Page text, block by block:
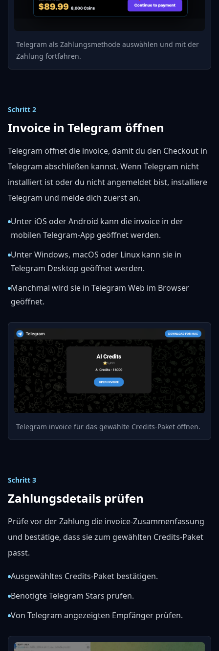
Telegram als Zahlungsmethode auswählen und mit der
Zahlung fortfahren.
Schritt 2
Invoice in Telegram öffnen
Telegram öffnet die invoice, damit du den Checkout in
Telegram abschließen kannst. Wenn Telegram nicht
installiert ist oder du nicht angemeldet bist, installiere
Telegram und melde dich zuerst an.
Unter iOS oder Android kann die invoice in der
mobilen Telegram-App geöffnet werden.
Unter Windows, macOS oder Linux kann sie in
Telegram Desktop geöffnet werden.
Manchmal wird sie in Telegram Web im Browser
geöffnet.
Telegram invoice für das gewählte Credits-Paket öffnen.
Schritt 3
Zahlungsdetails prüfen
Prüfe vor der Zahlung die invoice-Zusammenfassung
und bestätige, dass sie zum gewählten Credits-Paket
passt.
Ausgewähltes Credits-Paket bestätigen.
Benötigte Telegram Stars prüfen.
Von Telegram angezeigten Empfänger prüfen.